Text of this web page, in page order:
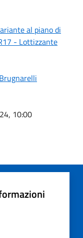
al piano di
- Lottizzante
10:00